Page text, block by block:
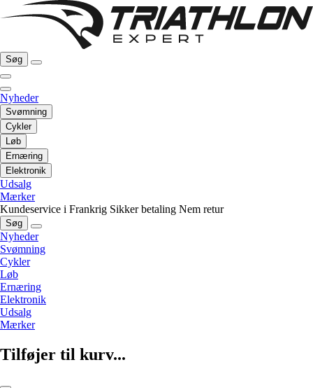
Søg
Nyheder
Svømning
Cykler
Løb
Ernæring
Elektronik
Udsalg
Mærker
Kundeservice i Frankrig Sikker betaling Nem retur
Søg
Nyheder
Svømning
Cykler
Løb
Ernæring
Elektronik
Udsalg
Mærker
Tilføjer til kurv...